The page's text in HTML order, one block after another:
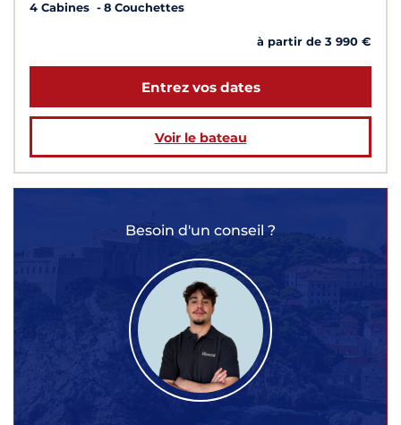
4 Cabines
8 Couchettes
à partir de 3 990 €
Entrez vos dates
Voir le bateau
Besoin d'un conseil ?